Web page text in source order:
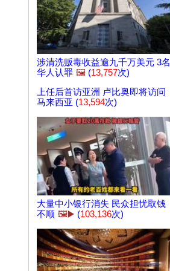
涉清洗贩毒收益逾九千万美元 3名
华人认罪 🖼️ (13,757次)
上任后首访亚洲 卢比奥即将访问
马来西亚 (13,594次)
大量中小银行消失 民众担忧取钱
不顺 🖼️▶️ (103,136次)